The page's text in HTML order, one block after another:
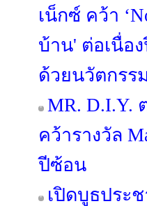
เน็กซ์ คว้า
บ้าน' ต่อเนื่อ
ด้วยนวัตกรร
MR. D.I.Y.
คว้ารางวัล
ปีซ้อน
เปิดบูธประ